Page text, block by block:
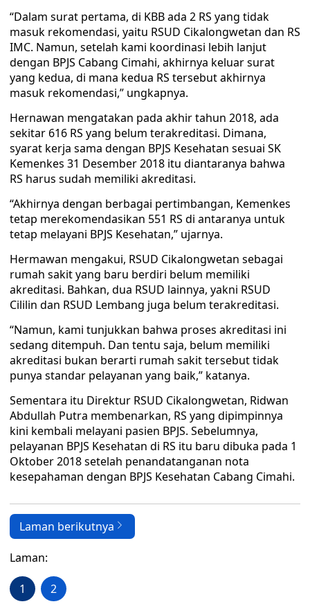
“Dalam surat pertama, di KBB ada 2 RS yang tidak
masuk rekomendasi, yaitu RSUD Cikalongwetan dan RS
IMC. Namun, setelah kami koordinasi lebih lanjut
dengan BPJS Cabang Cimahi, akhirnya keluar surat
yang kedua, di mana kedua RS tersebut akhirnya
masuk rekomendasi,” ungkapnya.
Hernawan mengatakan pada akhir tahun 2018, ada
sekitar 616 RS yang belum terakreditasi. Dimana,
syarat kerja sama dengan BPJS Kesehatan sesuai SK
Kemenkes 31 Desember 2018 itu diantaranya bahwa
RS harus sudah memiliki akreditasi.
“Akhirnya dengan berbagai pertimbangan, Kemenkes
tetap merekomendasikan 551 RS di antaranya untuk
tetap melayani BPJS Kesehatan,” ujarnya.
Hermawan mengakui, RSUD Cikalongwetan sebagai
rumah sakit yang baru berdiri belum memiliki
akreditasi. Bahkan, dua RSUD lainnya, yakni RSUD
Cililin dan RSUD Lembang juga belum terakreditasi.
“Namun, kami tunjukkan bahwa proses akreditasi ini
sedang ditempuh. Dan tentu saja, belum memiliki
akreditasi bukan berarti rumah sakit tersebut tidak
punya standar pelayanan yang baik,” katanya.
Sementara itu Direktur RSUD Cikalongwetan, Ridwan
Abdullah Putra membenarkan, RS yang dipimpinnya
kini kembali melayani pasien BPJS. Sebelumnya,
pelayanan BPJS Kesehatan di RS itu baru dibuka pada 1
Oktober 2018 setelah penandatanganan nota
kesepahaman dengan BPJS Kesehatan Cabang Cimahi.
Laman berikutnya
Laman:
1 2